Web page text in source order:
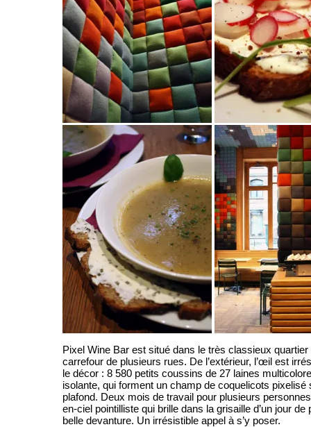
Pixel Wine Bar est situé dans le très classieux quartier
carrefour de plusieurs rues. De l’extérieur, l’œil est
le décor : 8 580 petits coussins de 27 laines
isolante, qui forment un champ de coquelicots pixelisé
plafond. Deux mois de travail pour plusieurs
en-ciel pointilliste qui brille dans la grisaille d’un jour de
belle devanture. Un irrésistible appel à s’y poser.